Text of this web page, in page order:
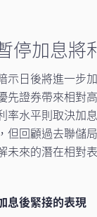
停加息將
示日後將進一步
先證券帶來相對
率水平則取決加
但回顧過去聯儲
未來的潛在相對
息後緊接的表現